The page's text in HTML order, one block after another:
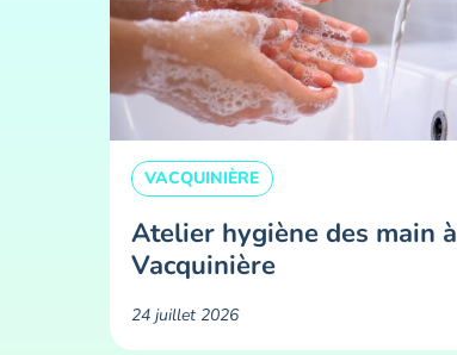
VACQUINIÈRE
Atelier hygiène des main à
Vacquinière
24 juillet 2026